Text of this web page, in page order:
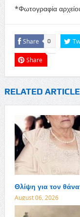
*Φωτογραφία
Share 0
Share
RELATED
Θλίψη για τον
August 06, 2026